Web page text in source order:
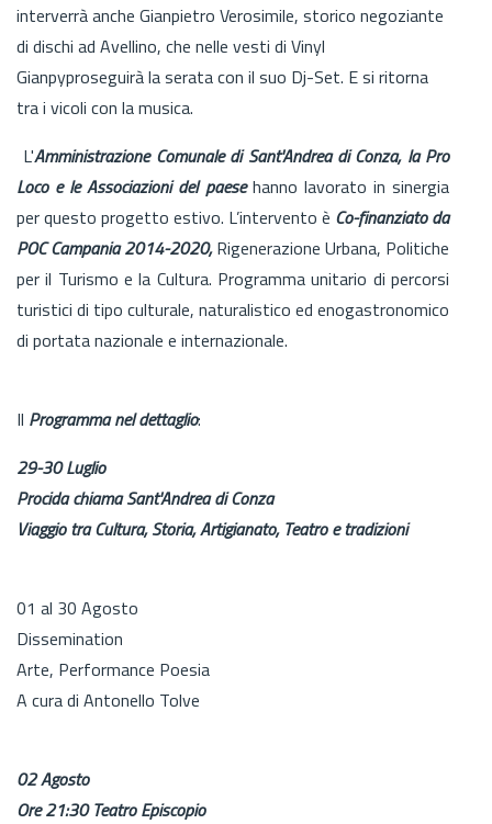
interverrà anche Gianpietro Verosimile, storico negoziante
di dischi ad Avellino, che nelle vesti di Vinyl
Gianpyproseguirà la serata con il suo Dj-Set. E si ritorna
tra i vicoli con la musica.
L'Amministrazione Comunale di Sant'Andrea di Conza, la Pro
Loco e le Associazioni del paesehanno lavorato in sinergia
per questo progetto estivo. L’intervento è Co-finanziato da
POC Campania 2014-2020,Rigenerazione Urbana, Politiche
per il Turismo e la Cultura. Programma unitario di percorsi
turistici di tipo culturale, naturalistico ed enogastronomico
di portata nazionale e internazionale.
Il Programma nel dettaglio:
29-30 Luglio
Procida chiama Sant'Andrea di Conza
Viaggio tra Cultura, Storia, Artigianato, Teatro e tradizioni
01 al 30 Agosto
Dissemination
Arte, Performance Poesia
A cura di Antonello Tolve
02 Agosto
Ore 21:30 Teatro Episcopio